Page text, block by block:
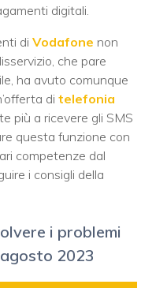
digitali.
di Vodafone non
che pare
ha avuto comunque
di telefonia
più a ricevere gli SMS
questa funzione con
competenze dal
i consigli della
i problemi
2023